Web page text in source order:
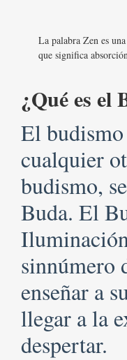
La palabra Zen es
que significa
¿Qué es el
El
cualquier
budismo,
Buda. El
sinnúmero
enseñar a
llegar a la
despertar.